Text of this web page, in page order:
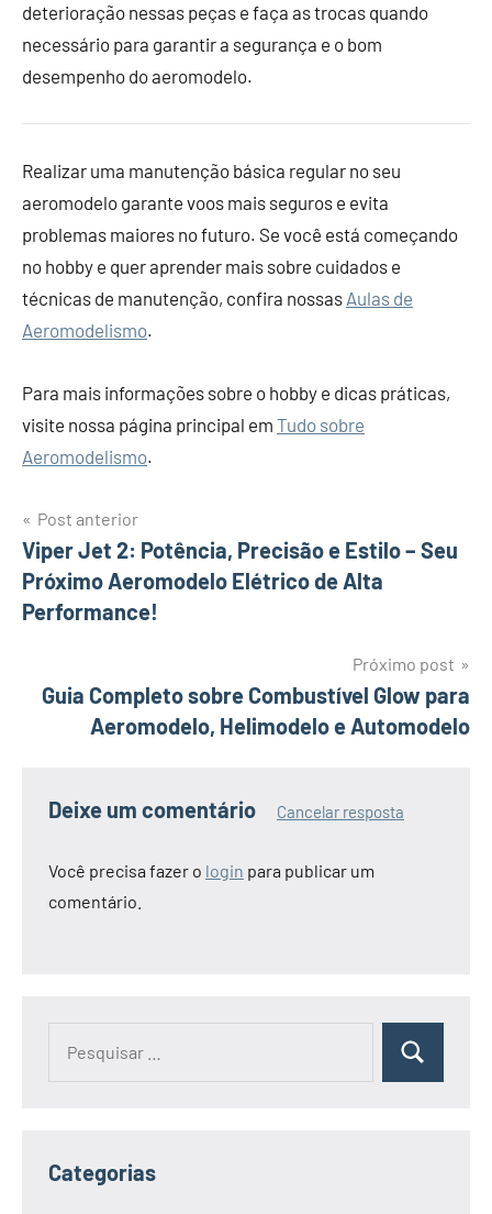
deterioração nessas peças e faça as trocas quando
necessário para garantir a segurança e o bom
desempenho do aeromodelo.
Realizar uma manutenção básica regular no seu
aeromodelo garante voos mais seguros e evita
problemas maiores no futuro. Se você está começando
no hobby e quer aprender mais sobre cuidados e
técnicas de manutenção, confira nossas Aulas de
Aeromodelismo.
Para mais informações sobre o hobby e dicas práticas,
visite nossa página principal em Tudo sobre
Aeromodelismo.
Navegação
de
Post
Post anterior
Viper Jet 2: Potência, Precisão e Estilo – Seu
Próximo Aeromodelo Elétrico de Alta
Performance!
Próximo post
Guia Completo sobre Combustível Glow para
Aeromodelo, Helimodelo e Automodelo
Deixe um comentário Cancelar resposta
Você precisa fazer o login para publicar um
comentário.
Pesquisa
Categorias